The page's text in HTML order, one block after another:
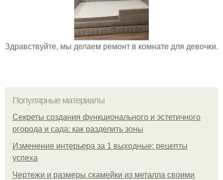
Здравствуйте, мы делаем ремонт в комнате для девочки.
Популярные материалы
Секреты создания функционального и эстетичного
огорода и сада: как разделить зоны
Изменение интерьера за 1 выходные: рецепты
успеха
Чертежи и размеры скамейки из металла своими